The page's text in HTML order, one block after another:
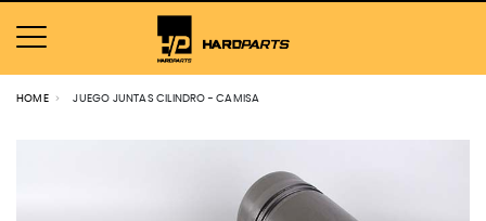
HOME JUEGO JUNTAS CILINDRO - CAMISA